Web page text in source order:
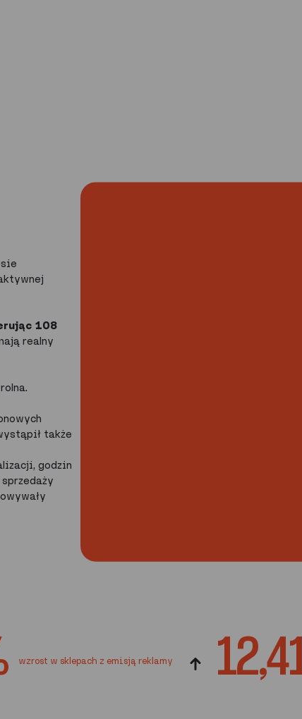
108
realny
także
godzin
wzrost w sklepach z emisją reklamy